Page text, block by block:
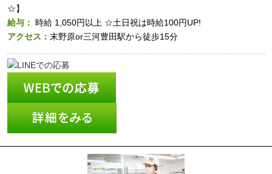
☆】
給与： 時給 1,050円以上 ☆土日祝は時給100円UP!
アクセス： 末野原or三河豊田駅から徒歩15分